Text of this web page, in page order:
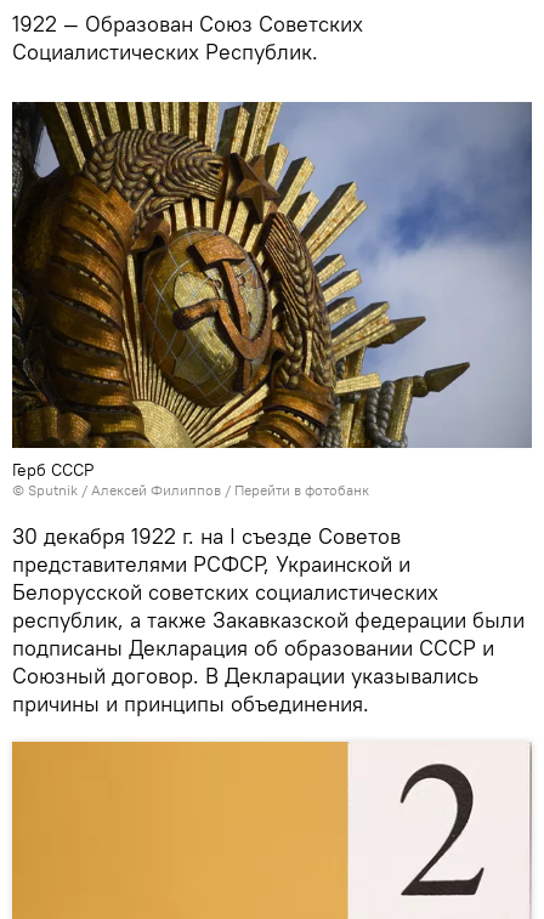
1922 — Образован Союз Советских
Социалистических Республик.
Герб СССР
© Sputnik / Алексей Филиппов / Перейти в фотобанк
30 декабря 1922 г. на I съезде Советов
представителями РСФСР, Украинской и
Белорусской советских социалистических
республик, а также Закавказской федерации были
подписаны Декларация об образовании СССР и
Союзный договор. В Декларации указывались
причины и принципы объединения.